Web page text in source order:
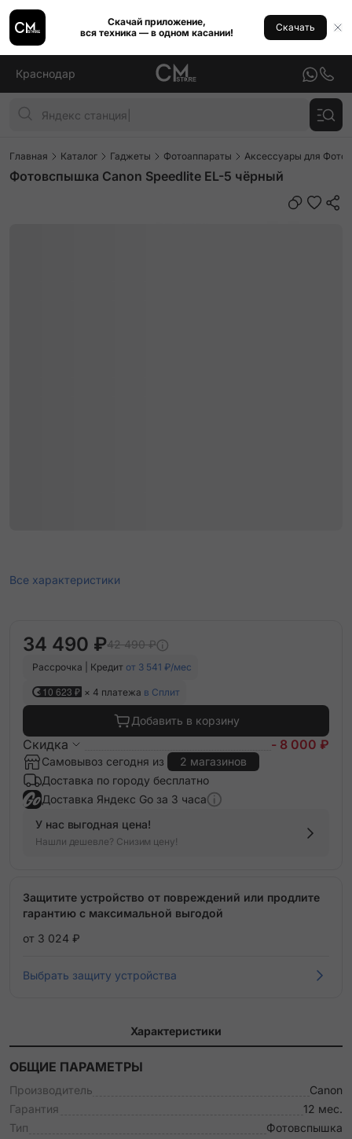
Скачай приложение,
вся техника — в одном касании!
Скачать
Краснодар
Главная Каталог Гаджеты Фотоаппараты Аксессуары для
Фотовспышка Canon Speedlite EL-5 чёрный
Все характеристики
34 490 ₽42 490 ₽
Рассрочка | Кредит от 3 541 ₽/мес
10 623 ₽ × 4 платежа в Сплит
Добавить в корзину
Скидка - 8 000 ₽
Самовывоз сегодня из
2 магазинов
Доставка по городу бесплатно
Доставка Яндекс Go за 3 часа
У нас выгодная цена!
Нашли дешевле? Снизим цену!
Защитите устройство от повреждений или продлите
гарантию с максимальной выгодой
от 3 024 ₽
Выбрать защиту устройства
Характеристики
ОБЩИЕ ПАРАМЕТРЫ
Производитель
Canon
Гарантия
12 мес.
Тип
Фотовспышка